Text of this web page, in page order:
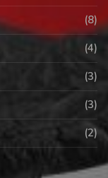
(8)
(4)
(3)
(3)
(2)